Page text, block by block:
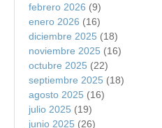
febrero 2026 (9)
enero 2026 (16)
diciembre 2025 (18)
noviembre 2025 (16)
octubre 2025 (22)
septiembre 2025 (18)
agosto 2025 (16)
julio 2025 (19)
junio 2025 (26)